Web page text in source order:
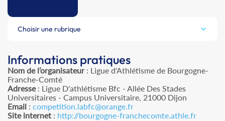
Choisir une rubrique
Informations pratiques
Nom de l’organisateur: Ligue d'Athlétisme de Bourgogne-
Franche-Comté
Adresse: Ligue D'athlétisme Bfc - Allée Des Stades
Universitaires - Campus Universitaire, 21000 Dijon
Email : competition.labfc@orange.fr
Site internet : http://bourgogne-franchecomte.athle.fr